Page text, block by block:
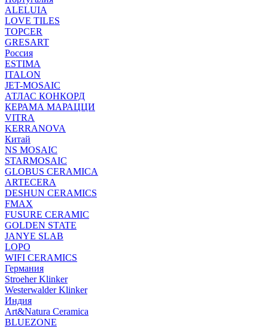
ALELUIA
LOVE TILES
TOPCER
GRESART
Россия
ESTIMA
ITALON
JET-MOSAIC
АТЛАС КОНКОРД
КЕРАМА МАРАЦЦИ
VITRA
KERRANOVA
Китай
NS MOSAIC
STARMOSAIC
GLOBUS CERAMICA
ARTECERA
DESHUN CERAMICS
FMAX
FUSURE CERAMIC
GOLDEN STATE
JANYE SLAB
LOPO
WIFI CERAMICS
Германия
Stroeher Klinker
Westerwalder Klinker
Индия
Art&Natura Ceramica
BLUEZONE